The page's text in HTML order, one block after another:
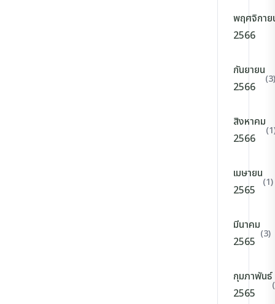
พฤศจิกาย
2566
กันยายน
2566
(3)
สิงหาคม
2566
เมษายน
2565
(1)
มีนาคม
2565
(3)
กุมภาพันธ์
2565